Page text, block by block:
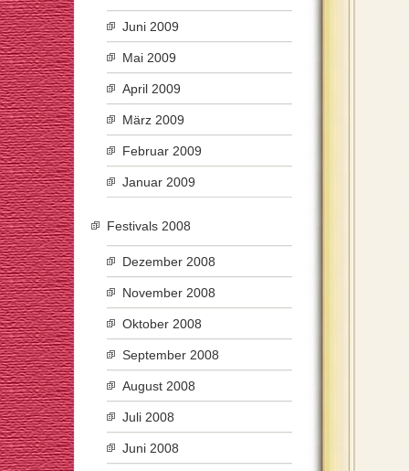
Juni 2009
Mai 2009
April 2009
März 2009
Februar 2009
Januar 2009
Festivals 2008
Dezember 2008
November 2008
Oktober 2008
September 2008
August 2008
Juli 2008
Juni 2008